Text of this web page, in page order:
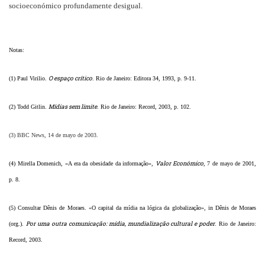
socioeconómico profundamente desigual.
Notas:
(1) Paul Virilio. O espaço crítico . Rio de Janeiro: Editora 34, 1993, p. 9-11.
(2) Todd Gitlin. Mídias sem limite. Rio de Janeiro: Record, 2003, p. 102.
(3) BBC News, 14 de mayo de 2003.
(4) Mirella Domenich, «A era da obesidade da informação», Valor Económico, 7 de mayo de 2001,
p. 8.
(5) Consultar Dênis de Moraes. «O capital da mídia na lógica da globalização», in Dênis de Moraes
(org.). Por uma outra comunicação: mídia, mundialização cultural e poder. Rio de Janeiro:
Record, 2003.